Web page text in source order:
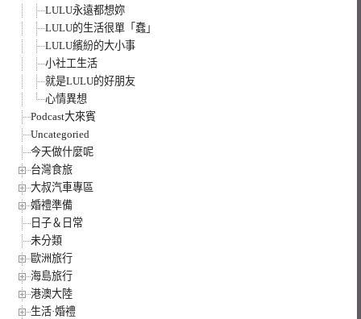
LULU永遠都想妳
LULU的生活很單「蠢」
LULU繽紛的大小事
小社工生活
就是LULU的好朋友
心情異想
Podcast大來賓
Uncategoried
今天做什麼呢
台灣食旅
大叔汽車專區
婚禮準備
日子＆日常
未分類
歐洲旅行
海島旅行
港澳大陸
生活·婚禮